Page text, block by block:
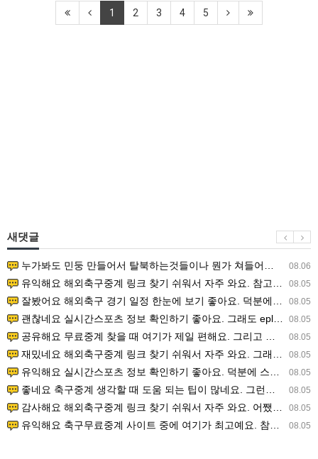
1 2 3 4 5
새댓글
08.06
누가봐도 민둥 만들어서 탈북하는것들이나 뭔가 쳐들어오는 낌새를 미리 알아차리기 위함이지 저걸 전쟁준비라고 하…
08.05
유익해요 해외축구중계 링크 찾기 쉬워서 자주 와요. 참고로 무료스포츠중계 정보 확인할 때 출처 꼭 체크해요.…
08.05
잘봤어요 해외축구 경기 일정 한눈에 보기 좋아요. 덕분에 epl중계 볼 때 공식 중계 채널 먼저 찾아봐요. …
08.05
괜찮네요 실시간스포츠 정보 확인하기 좋아요. 그래도 epl중계 볼 때 공식 중계 채널 먼저 찾아봐요. 북마크…
08.05
공유해요 무료중계 찾을 때 여기가 제일 편해요. 그리고 무료스포츠중계 정보 확인할 때 출처 꼭 체크해요. 앞…
08.05
재밌네요 해외축구중계 링크 찾기 쉬워서 자주 와요. 그래서 해외축구중계도 정식 서비스로 봐야 안전해요. 다음…
08.05
유익해요 실시간스포츠 정보 확인하기 좋아요. 덕분에 스포츠중계는 합법적인 경로로만 시청하려 해요. 좋은 정보…
08.05
좋네요 축구중계 생각할 때 도움 되는 팁이 많네요. 그런데 해외축구중계도 정식 서비스로 봐야 안전해요. 다음…
08.05
감사해요 해외축구중계 링크 찾기 쉬워서 자주 와요. 어쨌든 축구무료중계도 합법적인 곳에서 봐야 마음 편해요.…
08.05
유익해요 축구무료중계 사이트 중에 여기가 최고예요. 참고로 축구무료중계도 합법적인 곳에서 봐야 마음 편해요.…